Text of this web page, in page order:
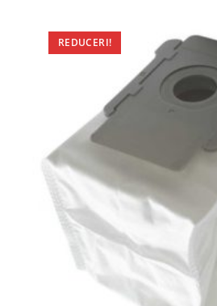
REDUCERI!